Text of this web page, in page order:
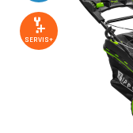
SERVIS+